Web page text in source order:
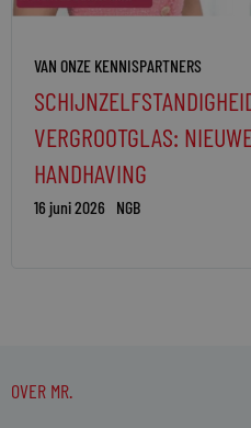
VAN ONZE KENNISPARTNERS
VERGROOTGLAS:
HANDHAVING
16 juni 2026 NGB
OVER MR.